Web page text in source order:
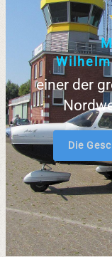
Wi helm
einer der
Die